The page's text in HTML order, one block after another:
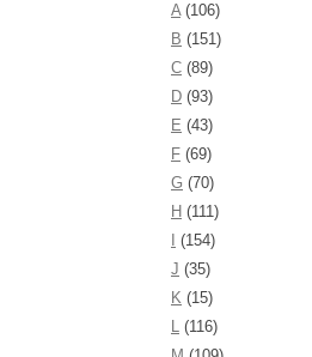
A(106)
B (151)
C (89)
D (93)
E (43)
F (69)
G (70)
H (111)
(154)
J (35)
K (15)
L (116)